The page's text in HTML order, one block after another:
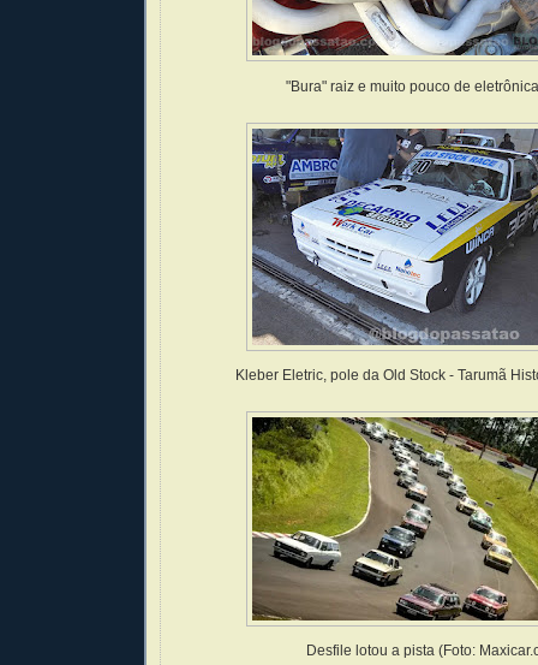
"Bura" raiz e muito pouco de
Kleber Eletric, pole da Old Stock - Tarumã
Desfile lotou a pista (Foto: